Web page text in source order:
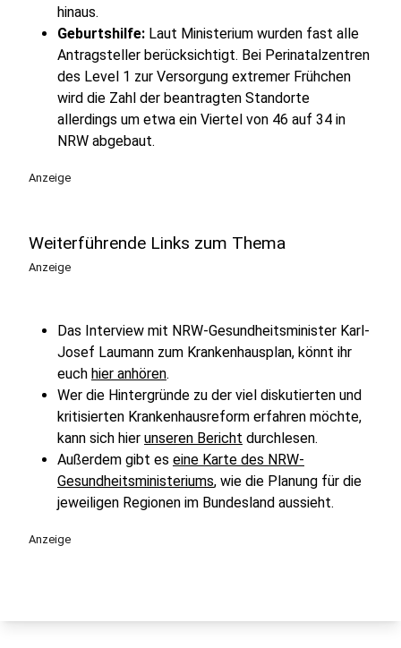
hinaus.
Geburtshilfe: Laut Ministerium wurden fast alle
Antragsteller berücksichtigt. Bei Perinatalzentren
des Level 1 zur Versorgung extremer Frühchen
wird die Zahl der beantragten Standorte
allerdings um etwa ein Viertel von 46 auf 34 in
NRW abgebaut.
Anzeige
Weiterführende Links zum Thema
Anzeige
Das Interview mit NRW-Gesundheitsminister Karl-
Josef Laumann zum Krankenhausplan, könnt ihr
euch hier anhören.
Wer die Hintergründe zu der viel diskutierten und
kritisierten Krankenhausreform erfahren möchte,
kann sich hier unseren Bericht durchlesen.
Außerdem gibt es eine Karte des NRW-
Gesundheitsministeriums, wie die Planung für die
jeweiligen Regionen im Bundesland aussieht.
Anzeige